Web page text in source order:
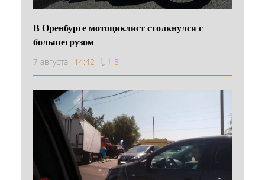
В Оренбурге мотоциклист столкнулся с
большегрузом
7 августа 14:42 3